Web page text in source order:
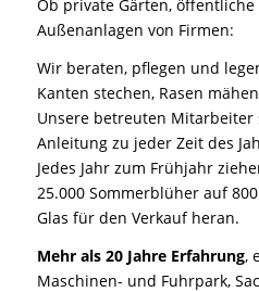
Ob private Gärten,
Außenanlagen von Firmen:
Wir beraten, pflegen und
Kanten stechen, Rasen
Unsere betreuten
Anleitung zu jeder Zeit des
Jedes Jahr zum Frühjahr
25.000 Sommerblüher auf
Glas für den Verkauf heran.
Mehr als 20 Jahre Erfahrung,
Maschinen- und Fuhrpark,